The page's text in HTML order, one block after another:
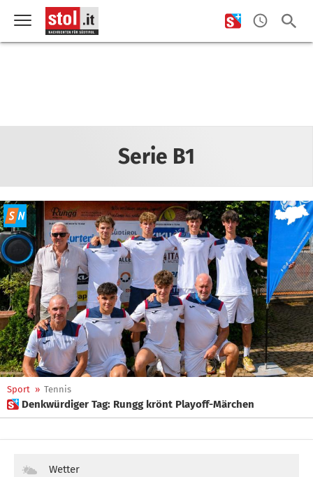
Serie B1
Sport » Tennis
 Denkwürdiger Tag: Rungg krönt Playoff-Märchen
Wetter